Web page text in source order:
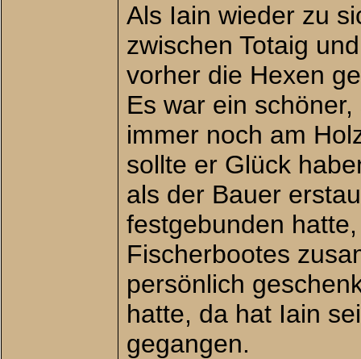
Als Iain wieder zu
zwischen Totaig
vorher die Hexen
Es war ein
immer noch am
sollte er Glück
als der Bauer
festgebunden
Fischerbootes
persönlich
hatte, da hat Iain
gegangen.